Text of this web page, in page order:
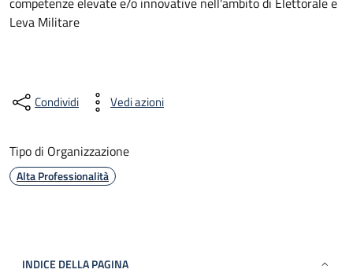
Leva Militare
Condividi Vedi azioni
Tipo di Organizzazione
Alta Professionalità
INDICE DELLA PAGINA